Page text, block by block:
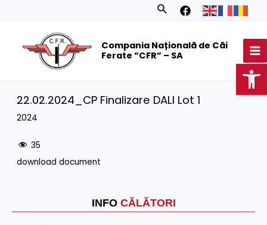
Search
Compania Națională de Căi
Ferate ”CFR” – SA
INFO CĂLĂTORI
22.02.2024_CP Finalizare DALI Lot 1
2024
35
download document